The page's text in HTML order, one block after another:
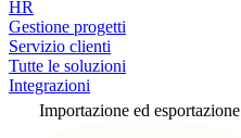
HR
Gestione progetti
Servizio clienti
Tutte le soluzioni
Integrazioni
Importazione ed esportazione